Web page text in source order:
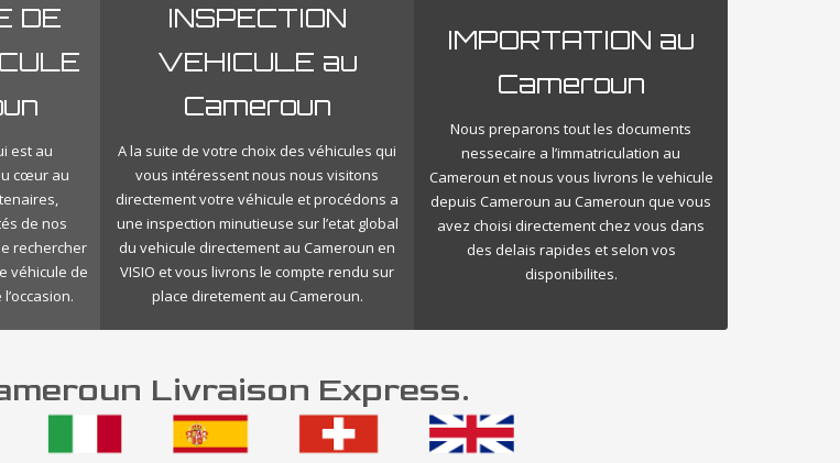
DE
est au
cœur au
de nos
rechercher
véhicule de
INSPECTION
VEHICULE au
Cameroun
A la suite de votre choix des véhicules qui
vous intéressent nous nous visitons
directement votre véhicule et procédons a
une inspection minutieuse sur l’etat global
du vehicule directement au Cameroun en
VISIO et vous livrons le compte rendu sur
place diretement au Cameroun.
IMPORTATION au
Cameroun
Nous preparons tout les documents
nessecaire a l’immatriculation au
Cameroun et nous vous livrons le vehicule
depuis Cameroun au Cameroun que vous
avez choisi directement chez vous dans
des delais rapides et selon vos
disponibilites.
Livraison Express.